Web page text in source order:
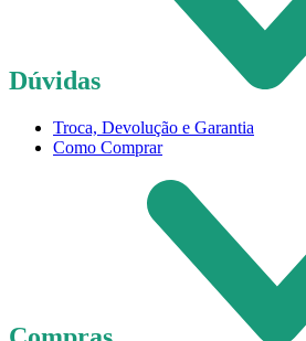
Dúvidas
Troca, Devolução e Garantia
Como Comprar